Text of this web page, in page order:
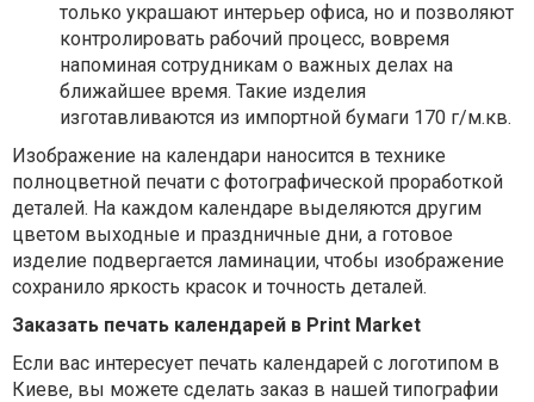
только украшают интерьер офиса, но и позволяют
контролировать рабочий процесс, вовремя
напоминая сотрудникам о важных делах на
ближайшее время. Такие изделия
изготавливаются из импортной бумаги 170 г/м.кв.
Изображение на календари наносится в технике
полноцветной печати с фотографической проработкой
деталей. На каждом календаре выделяются другим
цветом выходные и праздничные дни, а готовое
изделие подвергается ламинации, чтобы изображение
сохранило яркость красок и точность деталей.
Заказать печать календарей в Print Market
Если вас интересует печать календарей с логотипом в
Киеве, вы можете сделать заказ в нашей типографии